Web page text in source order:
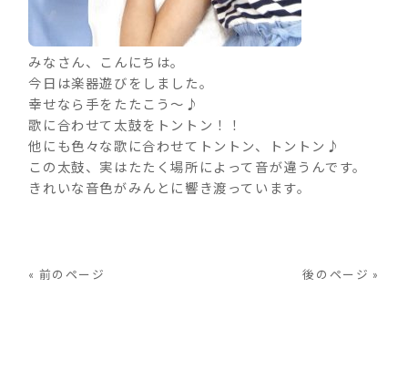
みなさん、こんにちは。
今日は楽器遊びをしました。
幸せなら手をたたこう～♪
歌に合わせて太鼓をトントン！！
他にも色々な歌に合わせてトントン、トントン♪
この太鼓、実はたたく場所によって音が違うんです。
きれいな音色がみんとに響き渡っています。
« 前のページ 後のページ »